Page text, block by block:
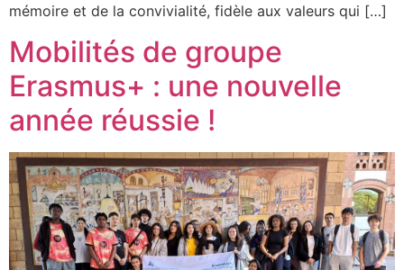
mémoire et de la convivialité, fidèle aux valeurs qui […]
Mobilités de groupe
Erasmus+ : une nouvelle
année réussie !